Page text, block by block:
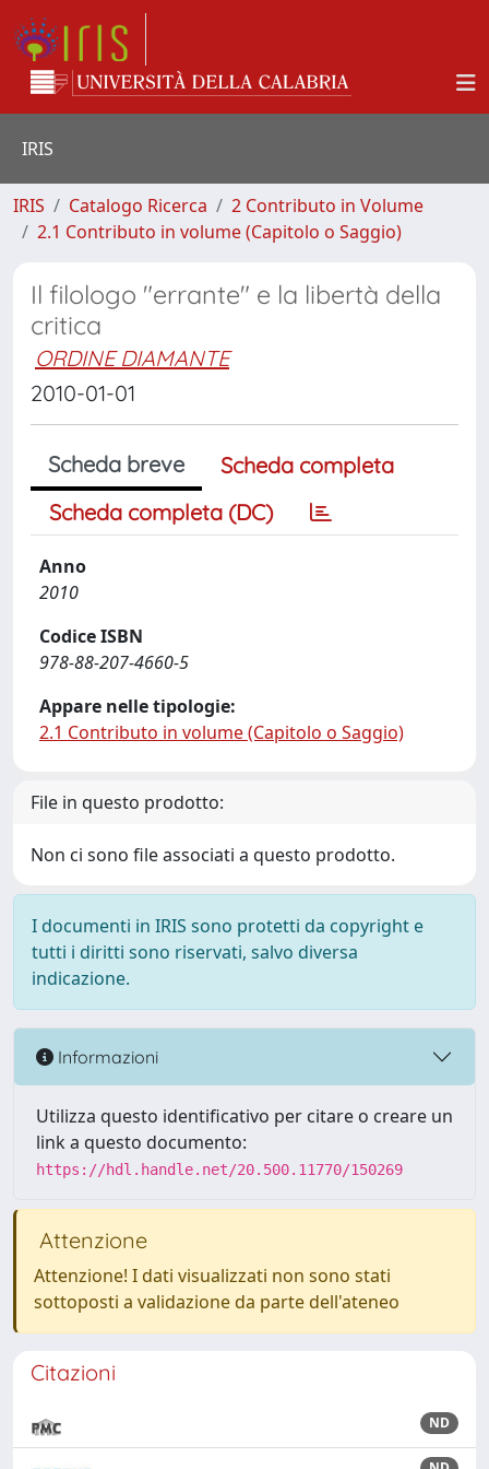
IRIS
IRIS Catalogo Ricerca
2 Contributo in Volume
2.1 Contributo in volume (Capitolo o Saggio)
Il filologo "errante" e la libertà della
critica
ORDINE DIAMANTE
2010-01-01
Scheda breve
Scheda completa
Scheda completa (DC)
Anno
2010
Codice ISBN
978-88-207-4660-5
Appare nelle tipologie:
2.1 Contributo in volume (Capitolo o Saggio)
File in questo prodotto:
Non ci sono file associati a questo prodotto.
I documenti in IRIS sono protetti da copyright e
tutti i diritti sono riservati, salvo diversa
indicazione.
Informazioni
Utilizza questo identificativo per citare o creare un
link a questo documento:
https://hdl.handle.net/20.500.11770/150269
Attenzione
Attenzione! I dati visualizzati non sono stati
sottoposti a validazione da parte dell'ateneo
Citazioni
ND